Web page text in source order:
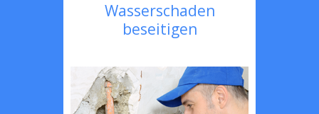
Wasserschaden
beseitigen